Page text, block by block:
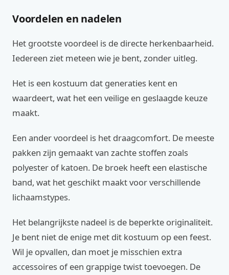
Voordelen en nadelen
Het grootste voordeel is de directe herkenbaarheid.
Iedereen ziet meteen wie je bent, zonder uitleg.
Het is een kostuum dat generaties kent en
waardeert, wat het een veilige en geslaagde keuze
maakt.
Een ander voordeel is het draagcomfort. De meeste
pakken zijn gemaakt van zachte stoffen zoals
polyester of katoen. De broek heeft een elastische
band, wat het geschikt maakt voor verschillende
lichaamstypes.
Het belangrijkste nadeel is de beperkte originaliteit.
Je bent niet de enige met dit kostuum op een feest.
Wil je opvallen, dan moet je misschien extra
accessoires of een grappige twist toevoegen. De